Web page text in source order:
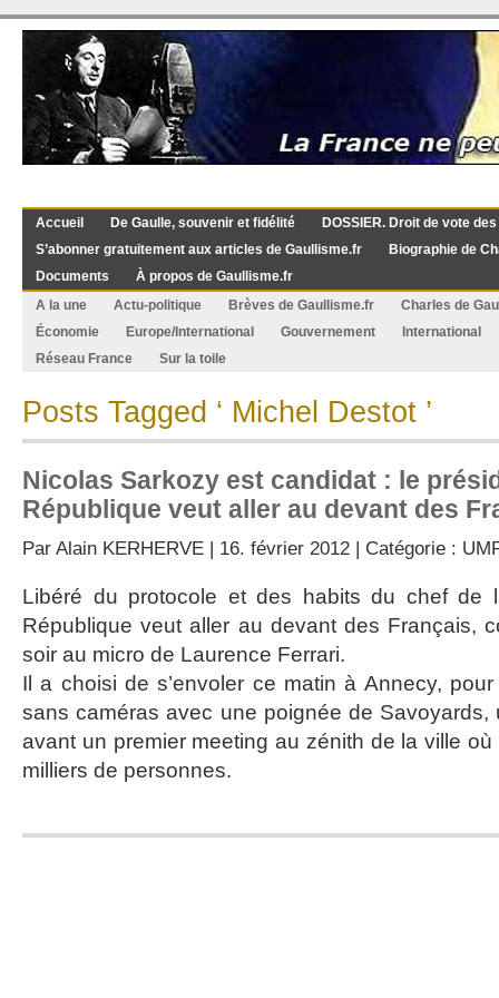
Accueil De Gaulle, souvenir et fidélité
DOSSIER. Droit de vote
S’abonner gratuitement aux articles de Gaullisme.fr
Biographie de
Documents
À propos de Gaullisme.fr
A la une
Actu-politique Brèves de Gaullisme.fr
Charles de
Économie
Europe/International Gouvernement
International
Réseau France
Sur la toile
Posts Tagged ‘ Michel Destot ’
Nicolas Sarkozy est candidat : le
République veut aller au devant des
Par Alain KERHERVE | 16. février 2012 | Catégorie :
Libéré du protocole et des habits du chef de
République veut aller au devant des Français,
soir au micro de Laurence Ferrari.
Il a choisi de s’envoler ce matin à Annecy,
sans caméras avec une poignée de Savoyards,
avant un premier meeting au zénith de la ville
milliers de personnes.